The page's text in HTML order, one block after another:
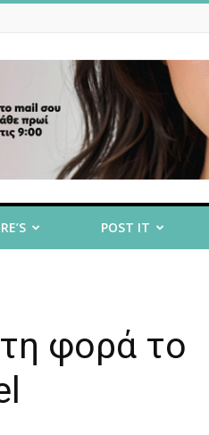
POST IT
φορά το